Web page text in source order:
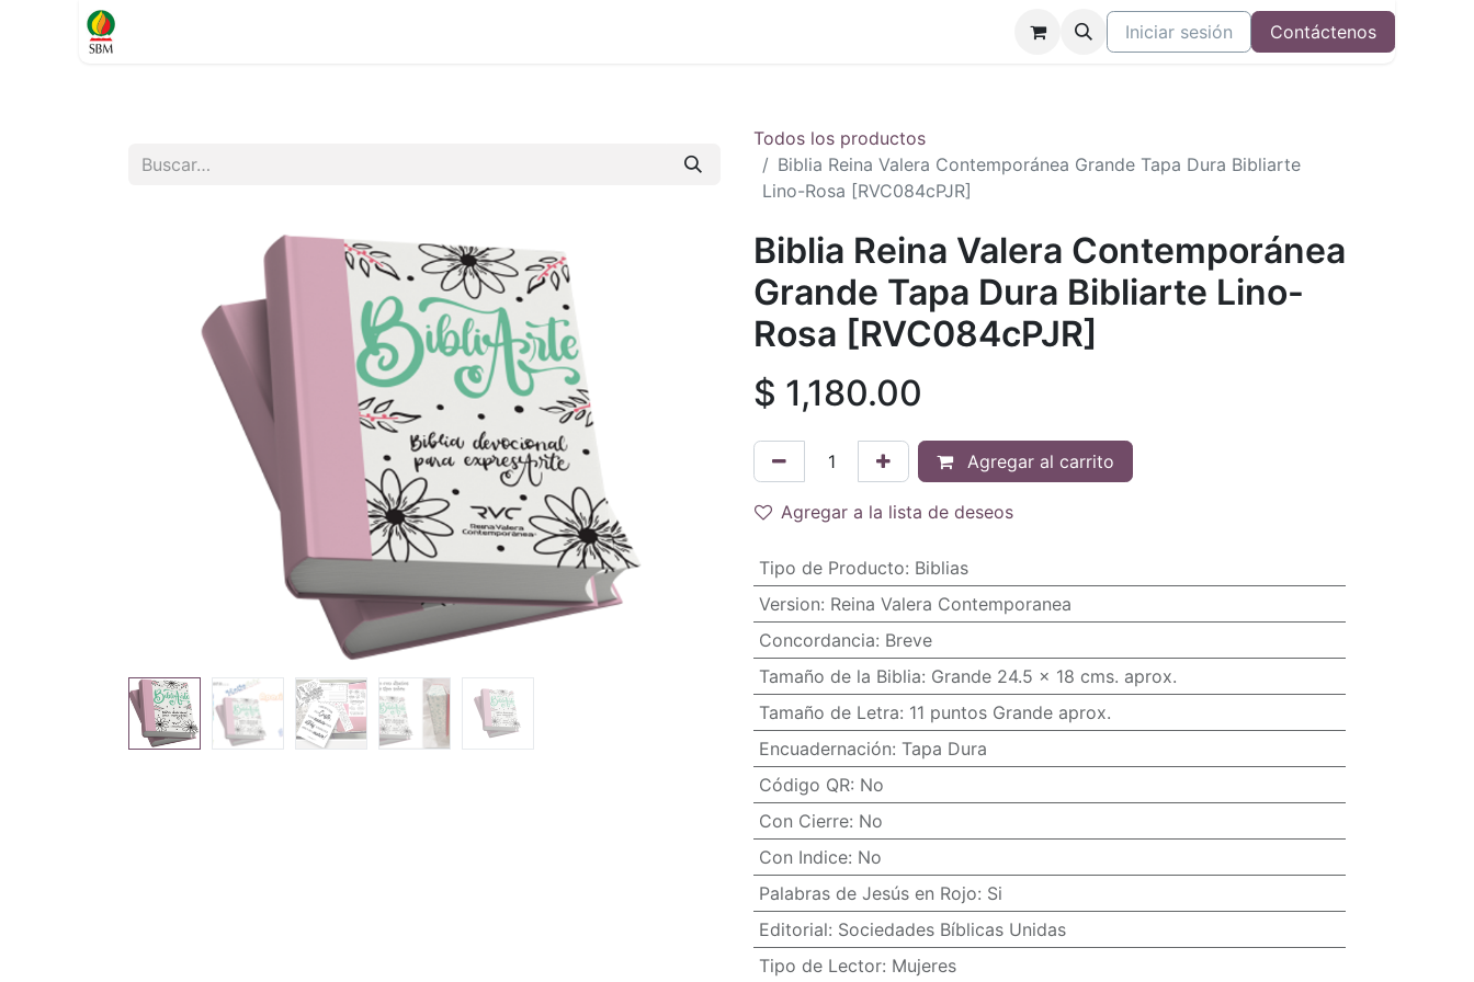
Iniciar sesión Contáctenos
Todos los productos
Biblia Reina Valera Contemporánea Grande Tapa Dura Bibliarte
Lino-Rosa [RVC084cPJR]
Biblia Reina Valera Contemporánea
Grande Tapa Dura Bibliarte Lino-
Rosa [RVC084cPJR]
$ 1,180.00
Agregar al carrito
Agregar a la lista de deseos
Tipo de Producto: Biblias
Version: Reina Valera Contemporanea
Concordancia: Breve
Tamaño de la Biblia: Grande 24.5 x 18 cms. aprox.
Tamaño de Letra: 11 puntos Grande aprox.
Encuadernación: Tapa Dura
Código QR: No
Con Cierre: No
Con Indice: No
Palabras de Jesús en Rojo: Si
Editorial: Sociedades Bíblicas Unidas
Tipo de Lector: Mujeres